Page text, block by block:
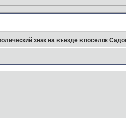
знак на въезде в поселок